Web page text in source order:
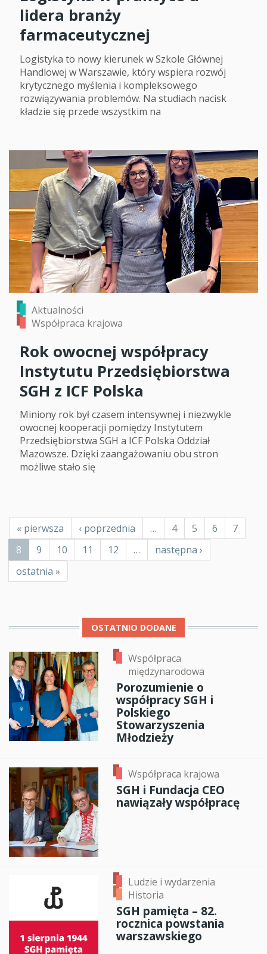
lidera branży
farmaceutycznej
Logistyka to nowy kierunek w Szkole Głównej
Handlowej w Warszawie, który wspiera rozwój
krytycznego myślenia i kompleksowego
rozwiązywania problemów. Na studiach nacisk
kładzie się przede wszystkim na
Aktualności
Współpraca krajowa
Rok owocnej współpracy
Instytutu Przedsiębiorstwa
SGH z ICF Polska
Miniony rok był czasem intensywnej i niezwykle
owocnej kooperacji pomiędzy Instytutem
Przedsiębiorstwa SGH a ICF Polska Oddział
Mazowsze. Dzięki zaangażowaniu obu stron
możliwe stało się
Stronicowanie
Pierwsza
strona
« pierwsza
Poprzednia
strona
‹ poprzednia … Page
4 Page
5 Page
6 Page
7
Bieżąca
strona
8 Page
9 Page
10 Page
11 Page
12 …
Następna
strona
następna ›
Ostatnia
strona
ostatnia »
OSTATNIO DODANE
Współpraca
międzynarodowa
Porozumienie o
współpracy SGH i
Polskiego
Stowarzyszenia
Młodzieży
Współpraca krajowa
SGH i Fundacja CEO
nawiązały współpracę
Ludzie i wydarzenia
Historia
SGH pamięta – 82.
rocznica powstania
warszawskiego